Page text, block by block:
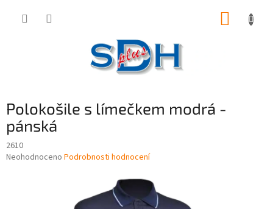
Polokošile s límečkem modrá -
pánská
2610
Průměrné
Neohodnoceno Podrobnosti hodnocení